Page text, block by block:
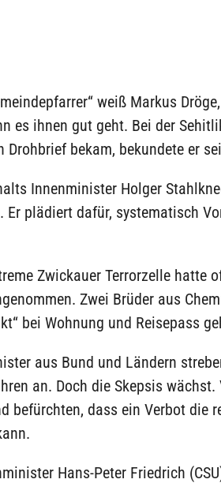
weiß Markus
es ihnen gut geht. Bei der
Drohbrief bekam, bekundete er
Innenminister Holger
Er plädiert dafür, systematisch
Zwickauer Terrorzelle hatte
Zwei Brüder aus
bei Wohnung und Reisepass
aus Bund und Ländern
an. Doch die Skepsis
befürchten, dass ein Verbot die
Hans-Peter Friedrich